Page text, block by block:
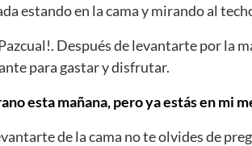
estando en la cama y mirando al
Después de levantarte por la
para gastar y disfrutar.
esta mañana, pero ya estás en mi
de la cama no te olvides de